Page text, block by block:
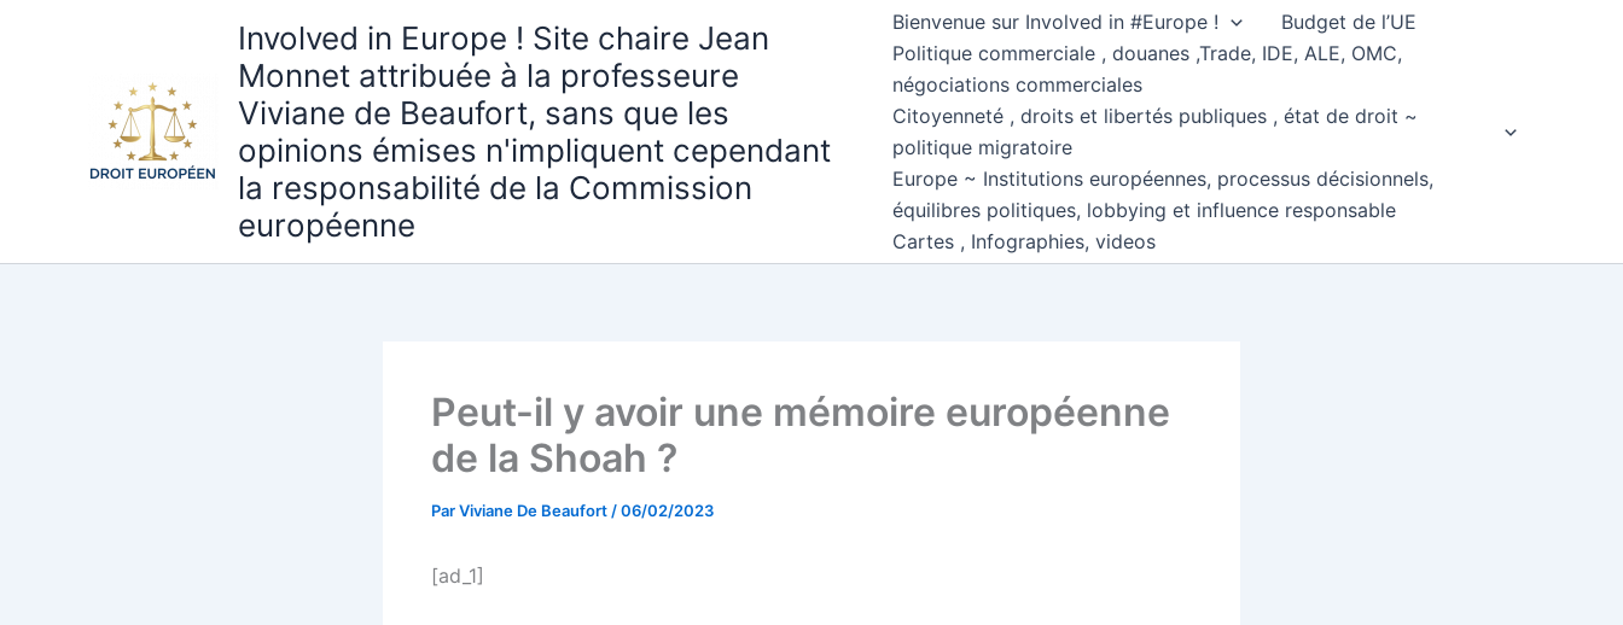
Involved in Europe ! Site chaire Jean
Monnet attribuée à la professeure
Viviane de Beaufort, sans que les
opinions émises n'impliquent cependant
la responsabilité de la Commission
européenne
Bienvenue sur Involved in #Europe !
Budget de l’UE
Politique commerciale , douanes ,Trade, IDE, ALE, OMC,
négociations commerciales
Citoyenneté , droits et libertés publiques , état de droit ~
politique migratoire
Europe ~ Institutions européennes, processus décisionnels,
équilibres politiques, lobbying et influence responsable
Cartes , Infographies, videos
Peut-il y avoir une mémoire européenne
de la Shoah ?
ParViviane De Beaufort /06/02/2023
[ad_1]